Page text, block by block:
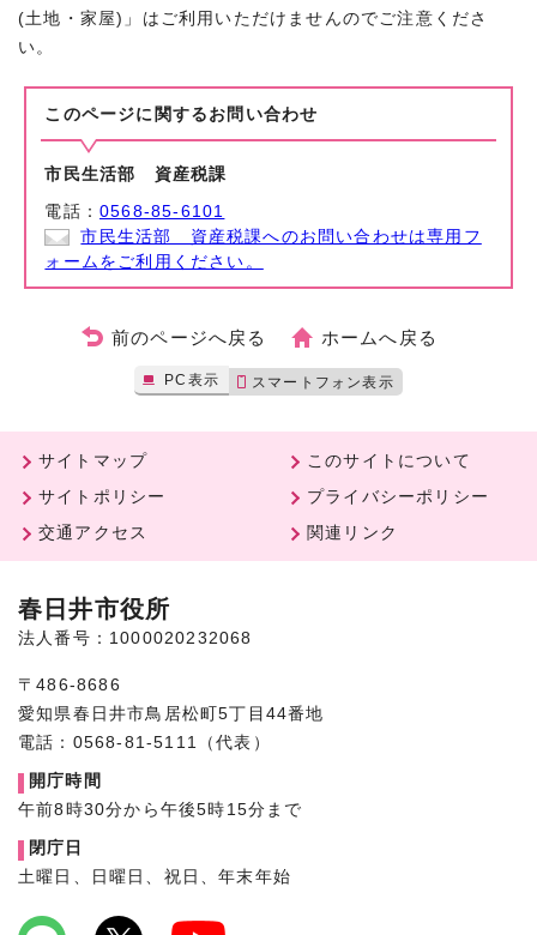
(土地・家屋)」はご利用いただけませんのでご注意くださ
い。
このページに関する お問い合わせ
市民生活部 資産税課
電話：0568-85-6101
市民生活部 資産税課へのお問い合わせは専用フ
ォームをご利用ください。
前のページへ戻る ホームへ戻る
PC表示 スマートフォン表示
サイトマップ
このサイトについて
サイトポリシー
プライバシーポリシー
交通アクセス
関連リンク
春日井市役所
法人番号：1000020232068
〒486-8686
愛知県春日井市鳥居松町5丁目44番地
電話：0568-81-5111（代表）
開庁時間
午前8時30分から午後5時15分まで
閉庁日
土曜日、日曜日、祝日、年末年始